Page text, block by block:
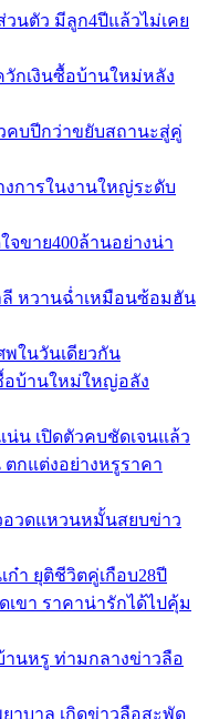
นตัว มีลูก4ปีแล้วไม่เคย
กเงินซื้อบ้านใหม่หลัง
คบปีกว่าขยับสถานะสู่คู่
งการในงานใหญ่ระดับ
ขาย400ล้านอย่างน่า
หวานฉ่ำเหมือนซ้อมฮัน
พในวันเดียวกัน
อบ้านใหม่ใหญ่อลัง
น เปิดตัวคบชัดเจนแล้ว
กแต่งอย่างหรูราคา
อวดแหวนหมั้นสยบข่าว
า ยุติชีวิตคู่เกือบ28ปี
ขา ราคาน่ารักได้ไปคุ้ม
นหรู ท่ามกลางข่าวลือ
าบาล เกิดข่าวลือสะพัด